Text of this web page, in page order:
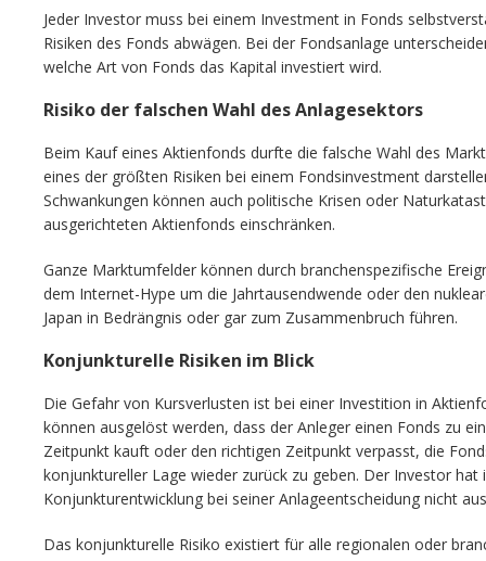
Jeder Investor muss bei einem Investment in Fonds
Risiken des Fonds abwägen. Bei der Fondsanlage
welche Art von Fonds das Kapital investiert wird.
Risiko der falschen Wahl des Anlagesektors
Beim Kauf eines Aktienfonds durfte die falsche Wahl des
eines der größten Risiken bei einem Fondsinvestment
Schwankungen können auch politische Krisen oder
ausgerichteten Aktienfonds einschränken.
Ganze Marktumfelder können durch branchenspezifische
dem Internet-Hype um die Jahrtausendwende oder den
Japan in Bedrängnis oder gar zum Zusammenbruch führen.
Konjunkturelle Risiken im Blick
Die Gefahr von Kursverlusten ist bei einer Investition in
können ausgelöst werden, dass der Anleger einen Fonds zu
Zeitpunkt kauft oder den richtigen Zeitpunkt verpasst, die
konjunktureller Lage wieder zurück zu geben. Der Investor hat
Konjunkturentwicklung bei seiner Anlageentscheidung nicht
Das konjunkturelle Risiko existiert für alle regionalen oder